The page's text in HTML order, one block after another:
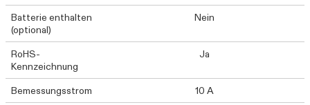
Batterie enthalten
(optional)
Nein
RoHS-
Kennzeichnung
Ja
Bemessungsstrom
10 A